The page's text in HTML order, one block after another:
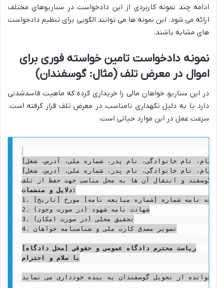
ادامه چند نمونه کاربردی از این دادخواست در سناریوهای مختلف
ارائه می شود. این نمونه ها می توانند الگویی برای تنظیم دادخواست
های مشابه باشند.
نمونه دادخواست تامین خواسته فوری برای
اموال در معرض تلف (مثال: گوسفندان)
در این سناریو، خواهان مالی را خریداری کرده که ماهیت فاسدشدنی
دارد یا به دلیل نگهداری نامناسب، در معرض تلف قرار گرفته است.
سرعت عمل در این موارد حیاتی است.
دلایل و منضمات:
1. مبایعه نامه شماره [شماره مبایعه نامه] مورخ [تاریخ]
2. شهادت نامه شهود (در صورت وجود)
3. تحقیق محلی (در صورت امکان)
4. تصویر مصدق کارت ملی و شناسنامه خواهان
ریاست محترم دادگاه عمومی و حقوقی [محل دادگاه]
با سلام و احترام
از تحویل گوسفندان به بنده خودداری می نماید.